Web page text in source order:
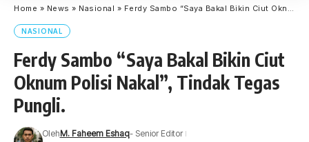
Home » News » Nasional » Ferdy Sambo “Saya Bakal Bikin Ciut Oknum Polisi Nakal”, Tindak Tegas Pungli.
NASIONAL
Ferdy Sambo “Saya Bakal Bikin Ciut
Oknum Polisi Nakal”, Tindak Tegas
Pungli.
OlehM. Faheem Eshaq- Senior Editor